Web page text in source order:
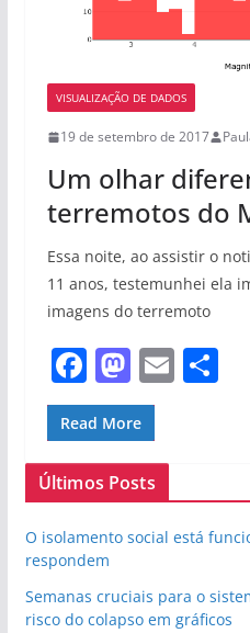
VISUALIZAÇÃO DE DADOS
19 de setembro de 2017
Um olhar
terremotos do
Essa noite, ao assistir o
11 anos, testemunhei ela
imagens do terremoto
F
a
c
e
b
o
o
k
M
a
st
o
d
o
E S
Read More
Últimos Posts
O isolamento social está
respondem
Semanas cruciais para o
risco do colapso em gráficos